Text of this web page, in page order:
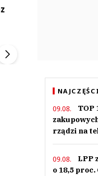
09.08.
TOP
rządzi na
09.08.
LPP
o 18,5